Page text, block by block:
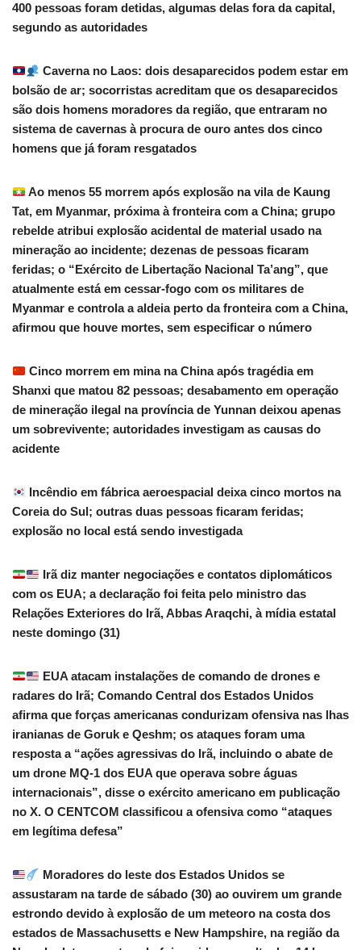
400 pessoas foram detidas, algumas delas fora da capital,
segundo as autoridades
Caverna no Laos: dois desaparecidos podem estar em
bolsão de ar; socorristas acreditam que os desaparecidos
são dois homens moradores da região, que entraram no
sistema de cavernas à procura de ouro antes dos cinco
homens que já foram resgatados
Ao menos 55 morrem após explosão na vila de Kaung
Tat, em Myanmar, próxima à fronteira com a China; grupo
rebelde atribui explosão acidental de material usado na
mineração ao incidente; dezenas de pessoas ficaram
feridas; o “Exército de Libertação Nacional Ta’ang”, que
atualmente está em cessar-fogo com os militares de
Myanmar e controla a aldeia perto da fronteira com a China,
afirmou que houve mortes, sem especificar o número
Cinco morrem em mina na China após tragédia em
Shanxi que matou 82 pessoas; desabamento em operação
de mineração ilegal na província de Yunnan deixou apenas
um sobrevivente; autoridades investigam as causas do
acidente
Incêndio em fábrica aeroespacial deixa cinco mortos na
Coreia do Sul; outras duas pessoas ficaram feridas;
explosão no local está sendo investigada
Irã diz manter negociações e contatos diplomáticos
com os EUA; a declaração foi feita pelo ministro das
Relações Exteriores do Irã, Abbas Araqchi, à mídia estatal
neste domingo (31)
EUA atacam instalações de comando de drones e
radares do Irã; Comando Central dos Estados Unidos
afirma que forças americanas condurizam ofensiva nas lhas
iranianas de Goruk e Qeshm; os ataques foram uma
resposta a “ações agressivas do Irã, incluindo o abate de
um drone MQ-1 dos EUA que operava sobre águas
internacionais”, disse o exército americano em publicação
no X. O CENTCOM classificou a ofensiva como “ataques
em legítima defesa”
Moradores do leste dos Estados Unidos se
assustaram na tarde de sábado (30) ao ouvirem um grande
estrondo devido à explosão de um meteoro na costa dos
estados de Massachusetts e New Hampshire, na região da